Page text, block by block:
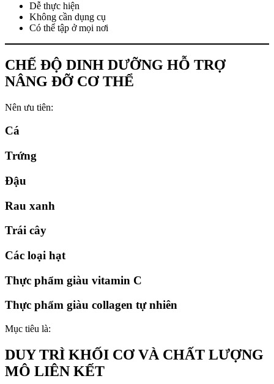
Dễ thực hiện
Không cần dụng cụ
Có thể tập ở mọi nơi
CHẾ ĐỘ DINH DƯỠNG HỖ TRỢ
NÂNG ĐỠ CƠ THỂ
Nên ưu tiên:
Cá
Trứng
Đậu
Rau xanh
Trái cây
Các loại hạt
Thực phẩm giàu vitamin C
Thực phẩm giàu collagen tự nhiên
Mục tiêu là:
DUY TRÌ KHỐI CƠ VÀ CHẤT LƯỢNG
MÔ LIÊN KẾT